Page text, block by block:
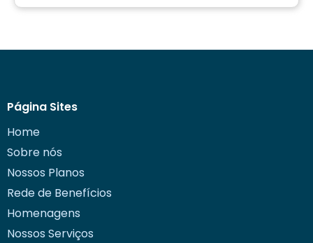
Página Sites
Home
Sobre nós
Nossos Planos
Rede de Benefícios
Homenagens
Nossos Serviços